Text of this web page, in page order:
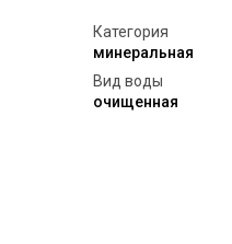
Категория
минеральная
Вид воды
очищенная